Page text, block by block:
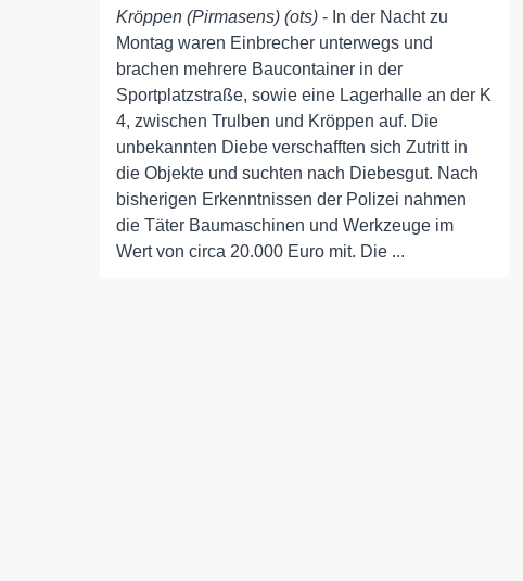
Kröppen (Pirmasens) (ots) - In der Nacht zu
Montag waren Einbrecher unterwegs und
brachen mehrere Baucontainer in der
Sportplatzstraße, sowie eine Lagerhalle an der K
4, zwischen Trulben und Kröppen auf. Die
unbekannten Diebe verschafften sich Zutritt in
die Objekte und suchten nach Diebesgut. Nach
bisherigen Erkenntnissen der Polizei nahmen
die Täter Baumaschinen und Werkzeuge im
Wert von circa 20.000 Euro mit. Die ...